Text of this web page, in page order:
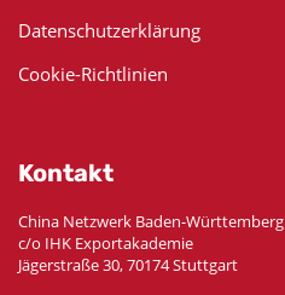
Datenschutzerklärung
Cookie-Richtlinien
Kontakt
China Netzwerk Baden-Württemberg
c/o IHK Exportakademie
Jägerstraße 30, 70174 Stuttgart